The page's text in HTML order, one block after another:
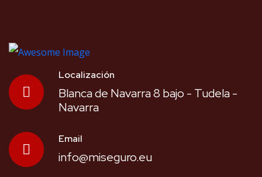
Localización
Blanca de Navarra 8 bajo - Tudela -
Navarra
Email
info@miseguro.eu